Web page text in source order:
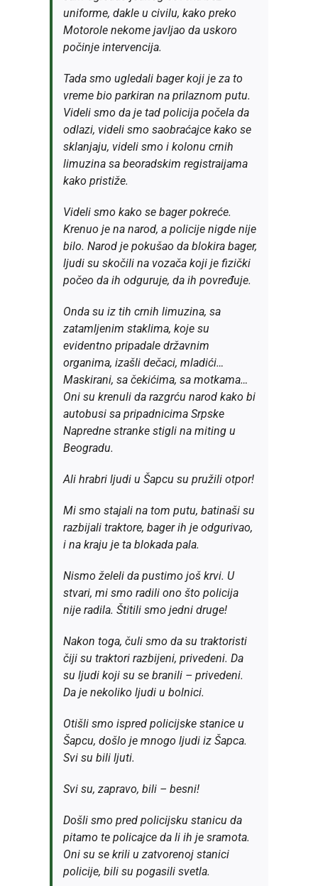
uniforme, dakle u civilu, kako preko
Motorole nekome javljao da uskoro
počinje intervencija.
Tada smo ugledali bager koji je za to
vreme bio parkiran na prilaznom putu.
Videli smo da je tad policija počela da
odlazi, videli smo saobraćajce kako se
sklanjaju, videli smo i kolonu crnih
limuzina sa beoradskim registraijama
kako pristiže.
Videli smo kako se bager pokreće.
Krenuo je na narod, a policije nigde nije
bilo. Narod je pokušao da blokira bager,
ljudi su skočili na vozača koji je fizički
počeo da ih odguruje, da ih povređuje.
Onda su iz tih crnih limuzina, sa
zatamljenim staklima, koje su
evidentno pripadale državnim
organima, izašli dečaci, mladići…
Maskirani, sa čekićima, sa motkama…
Oni su krenuli da razgrću narod kako bi
autobusi sa pripadnicima Srpske
Napredne stranke stigli na miting u
Beogradu.
Ali hrabri ljudi u Šapcu su pružili otpor!
Mi smo stajali na tom putu, batinaši su
razbijali traktore, bager ih je odgurivao,
i na kraju je ta blokada pala.
Nismo želeli da pustimo još krvi. U
stvari, mi smo radili ono što policija
nije radila. Štitili smo jedni druge!
Nakon toga, čuli smo da su traktoristi
čiji su traktori razbijeni, privedeni. Da
su ljudi koji su se branili – privedeni.
Da je nekoliko ljudi u bolnici.
Otišli smo ispred policijske stanice u
Šapcu, došlo je mnogo ljudi iz Šapca.
Svi su bili ljuti.
Svi su, zapravo, bili – besni!
Došli smo pred policijsku stanicu da
pitamo te policajce da li ih je sramota.
Oni su se krili u zatvorenoj stanici
policije, bili su pogasili svetla.